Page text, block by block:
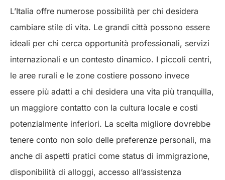
L’Italia offre numerose possibilità per chi desidera
cambiare stile di vita. Le grandi città possono essere
ideali per chi cerca opportunità professionali, servizi
internazionali e un contesto dinamico. I piccoli centri,
le aree rurali e le zone costiere possono invece
essere più adatti a chi desidera una vita più tranquilla,
un maggiore contatto con la cultura locale e costi
potenzialmente inferiori. La scelta migliore dovrebbe
tenere conto non solo delle preferenze personali, ma
anche di aspetti pratici come status di immigrazione,
disponibilità di alloggi, accesso all’assistenza